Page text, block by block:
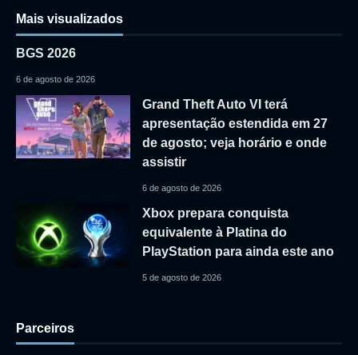
Mais visualizados
BGS 2026
6 de agosto de 2026
Grand Theft Auto VI terá
apresentação estendida em 27
de agosto; veja horário e onde
assistir
6 de agosto de 2026
Xbox prepara conquista
equivalente à Platina do
PlayStation para ainda este ano
5 de agosto de 2026
Parceiros